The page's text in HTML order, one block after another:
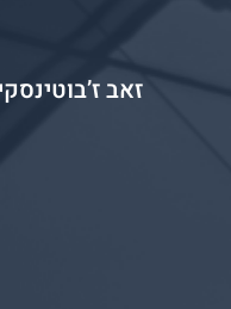
זאב ז’בוטינסקי 9, קומה 20, בני